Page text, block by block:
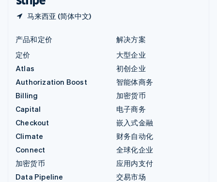
马来西亚 (简体中文)
产品和定价
定价
Atlas
Authorization Boost
Billing
Capital
Checkout
Climate
Connect
加密货币
Data Pipeline
解决方案
大型企业
初创企业
智能体商务
加密货币
电子商务
嵌入式金融
财务自动化
全球化企业
应用内支付
交易市场